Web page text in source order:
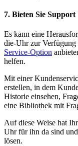
7. Bieten Sie
Es kann eine
die-Uhr zur Verfügung
Service-Option
helfen.
Mit einer
erstellen, in dem
Historie einsehen,
eine Bibliothek mit
Auf diese Weise hat
Uhr für ihn da sind
lösen.